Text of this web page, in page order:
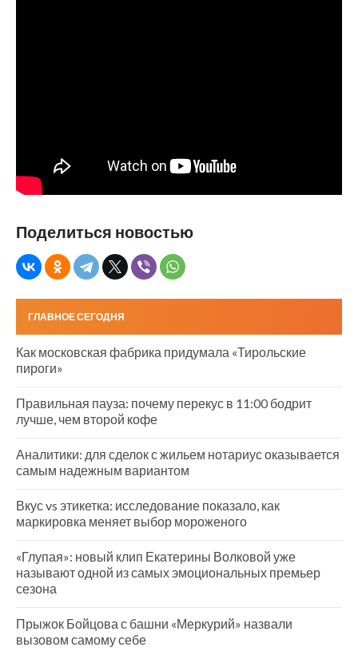
Поделиться новостью
ГЛАВНОЕ СЕГОДНЯ
Как московская фабрика придумала «Тирольские
пироги»
Правильная пауза: почему перекус в 11:00 бодрит
лучше, чем второй кофе
Аналитики: для сделок с жильем нотариус оказывается
самым надежным вариантом
Вкус vs этикетка: исследование показало, как
маркировка меняет выбор мороженого
«Глупая»: новый клип Екатерины Волковой уже
называют одной из самых эмоциональных премьер
сезона
Прыжок Бойцова с башни «Меркурий» назвали
вызовом самому себе